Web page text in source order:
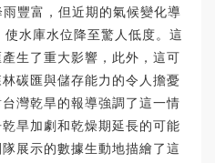
豐富，但近期的氣候變化導
水庫水位降至驚人低度。這
生了重大影響，此外，這可
碳匯與儲存能力的令人擔憂
灣乾旱的報導強調了這一情
旱加劇和乾燥期延長的可能
展示的數據生動地描繪了這